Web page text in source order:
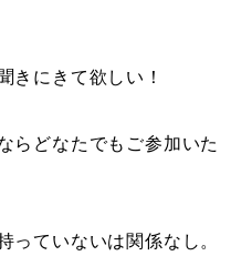
きにきて欲しい！
らどなたでもご参加いた
っていないは関係なし。